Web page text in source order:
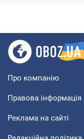
Про компанію
Правова інформація
Реклама на сайті